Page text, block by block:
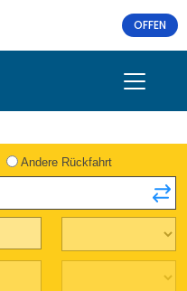
OFFEN
Andere Rückfahrt